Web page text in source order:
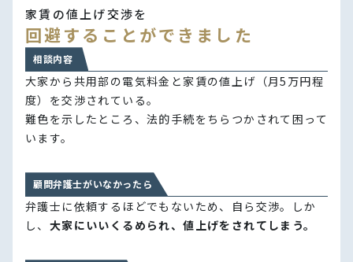
家賃の値上げ交渉を
回避することができました
相談内容
大家から共用部の電気料金と家賃の値上げ（月5万円程
度）を交渉されている。
難色を示したところ、法的手続をちらつかされて困って
います。
顧問弁護士がいなかったら
弁護士に依頼するほどでもないため、自ら交渉。しか
し、 大家にいいくるめられ、値上げをされてしまう。